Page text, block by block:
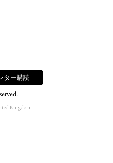
Kingdom